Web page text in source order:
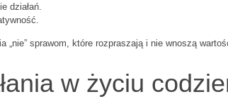
działań.
sprawom, które rozpraszają i nie wnoszą
w życiu